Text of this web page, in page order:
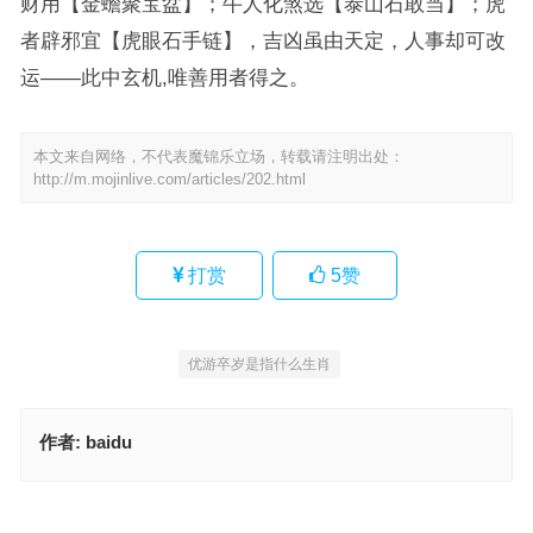
者辟邪宜【虎眼石手链】，吉凶虽由天定，人事却可改
运——此中玄机,唯善用者得之。
本文来自网络，不代表魔锦乐立场，转载请注明出处：
http://m.mojinlive.com/articles/202.html
打赏 5赞
优游卒岁是指什么生肖
作者: baidu